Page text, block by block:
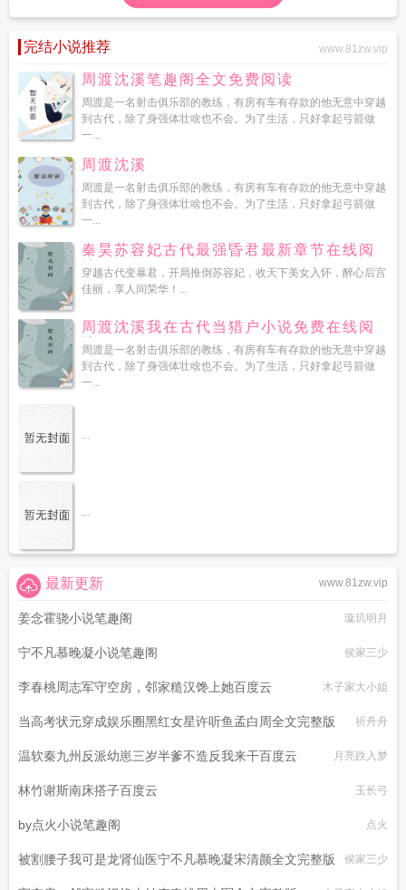
完结小说推荐 www.81zw.vip
周渡沈溪笔趣阁全文免费阅读
周渡是一名射击俱乐部的教练，有房有车有存款的他无意中穿越
到古代，除了身强体壮啥也不会。为了生活，只好拿起弓箭做
一...
周渡沈溪
周渡是一名射击俱乐部的教练，有房有车有存款的他无意中穿越
到古代，除了身强体壮啥也不会。为了生活，只好拿起弓箭做
一...
秦昊苏容妃古代最强昏君最新章节在线阅
读
穿越古代变暴君，开局推倒苏容妃，收天下美女入怀，醉心后宫
佳丽，享人间荣华！...
周渡沈溪我在古代当猎户小说免费在线阅
读
周渡是一名射击俱乐部的教练，有房有车有存款的他无意中穿越
到古代，除了身强体壮啥也不会。为了生活，只好拿起弓箭做
一...
...
...
www.81zw.vip
最新更新
姜念霍骁小说笔趣阁 璇玑明月
宁不凡慕晚凝小说笔趣阁 侯家三少
李春桃周志军守空房，邻家糙汉馋上她百度云 木子家大小姐
当高考状元穿成娱乐圈黑红女星许听鱼孟白周全文完整版 祈舟舟
温软秦九州反派幼崽三岁半爹不造反我来干百度云 月亮跌入梦
林竹谢斯南床搭子百度云 玉长弓
by点火小说笔趣阁 点火
被割腰子我可是龙肾仙医宁不凡慕晚凝宋清颜全文完整版 侯家三少